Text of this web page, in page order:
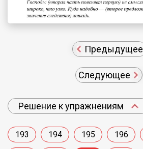
Предыдущее
Следующее
Решение к упражнениям
193 194 195 196